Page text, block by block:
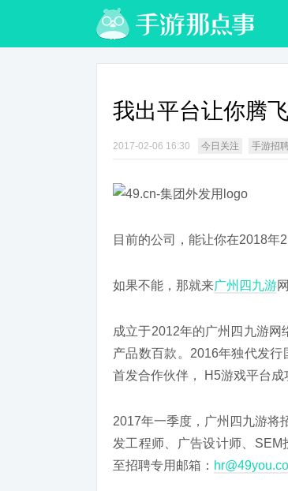
我出平台让你腾
2017-02-06 16:30 今日关注 手游招
目前的公司，能让你在2018年
如果不能，那就来广州 四九游
成立于2012年的广州四九游
产品数百款。2016年独代发
首发合作伙伴， H5游戏平台成
2017年一季度，广州四九游将
发工程师、广告设计师、
至招聘专用邮箱：